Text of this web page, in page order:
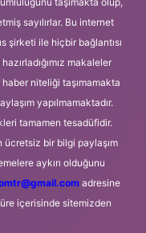
sayılırlar. Bu internet
şirketi ile hiçbir bağlantısı
makaleler
niteliği taşımamakta
yapılmamaktadır.
tamamen tesadüfidir.
ücretsiz bir bilgi paylaşım
aykırı olduğunu
adresine
içerisinde sitemizden